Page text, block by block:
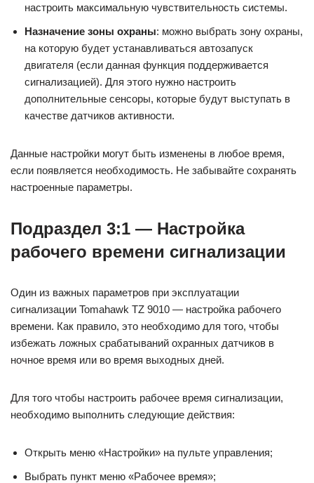
настроить максимальную чувствительность системы.
Назначение зоны охраны: можно выбрать зону охраны,
на которую будет устанавливаться автозапуск
двигателя (если данная функция поддерживается
сигнализацией). Для этого нужно настроить
дополнительные сенсоры, которые будут выступать в
качестве датчиков активности.
Данные настройки могут быть изменены в любое время,
если появляется необходимость. Не забывайте сохранять
настроенные параметры.
Подраздел 3:1 — Настройка
рабочего времени сигнализации
Один из важных параметров при эксплуатации
сигнализации Tomahawk TZ 9010 — настройка рабочего
времени. Как правило, это необходимо для того, чтобы
избежать ложных срабатываний охранных датчиков в
ночное время или во время выходных дней.
Для того чтобы настроить рабочее время сигнализации,
необходимо выполнить следующие действия:
Открыть меню «Настройки» на пульте управления;
Выбрать пункт меню «Рабочее время»;